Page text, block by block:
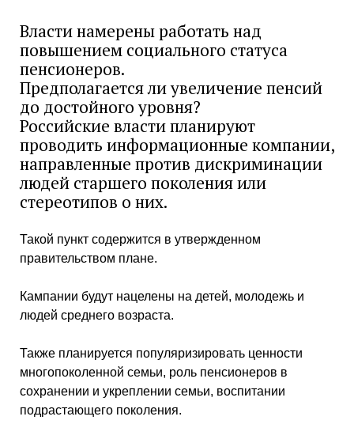
Власти намерены работать над
повышением социального статуса
пенсионеров.
Предполагается ли увеличение пенсий
до достойного уровня?
Российские власти планируют
проводить информационные компании,
направленные против дискриминации
людей старшего поколения или
стереотипов о них.
Такой пункт содержится в утвержденном
правительством плане.
Кампании будут нацелены на детей, молодежь и
людей среднего возраста.
Также планируется популяризировать ценности
многопоколенной семьи, роль пенсионеров в
сохранении и укреплении семьи, воспитании
подрастающего поколения.